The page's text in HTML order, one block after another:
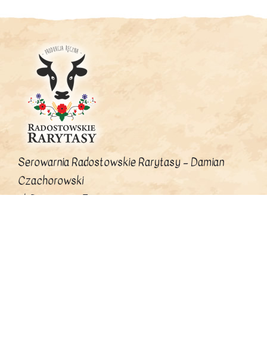
Serowarnia Radostowskie Rarytasy – Damian
Czachorowski
ul. Dworcowa 7